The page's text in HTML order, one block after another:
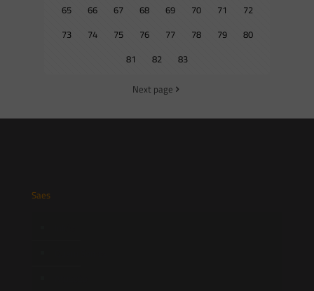
65
66 67 68 69 70 71
72
73
74 75 76 77 78 79
80
81
82 83
Next page
Saes